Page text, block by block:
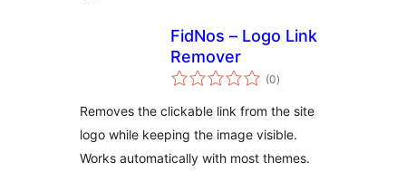
FidNos – Logo Link
Remover
(0celkové
hodnocení
)
Removes the clickable link from the site
logo while keeping the image visible.
Works automatically with most themes.